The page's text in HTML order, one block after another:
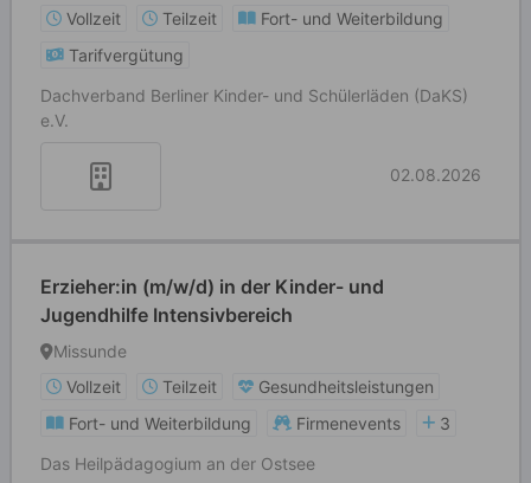
Vollzeit
Teilzeit
Fort- und Weiterbildung
Tarifvergütung
Dachverband Berliner Kinder- und Schülerläden (DaKS)
e.V.
02.08.2026
Erzieher:in (m/w/d) in der Kinder- und
Jugendhilfe Intensivbereich
Missunde
Vollzeit
Teilzeit
Gesundheitsleistungen
Fort- und Weiterbildung
Firmenevents
3
Das Heilpädagogium an der Ostsee